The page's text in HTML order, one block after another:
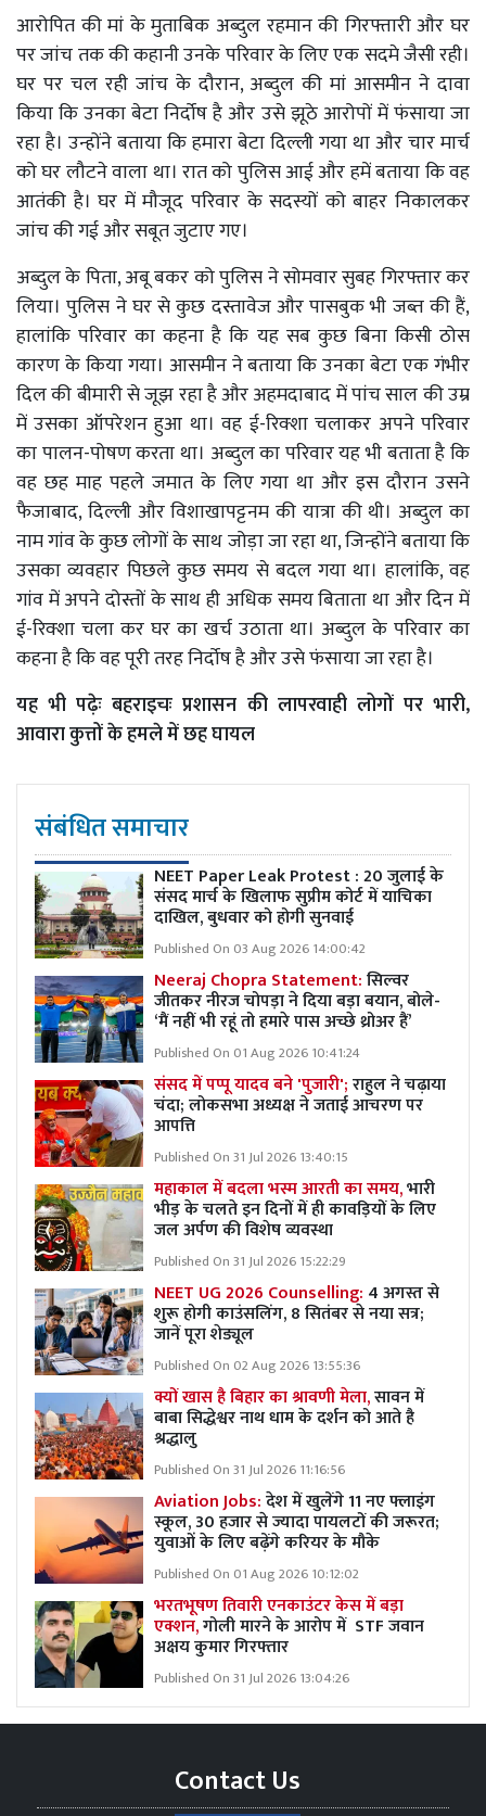
आरोपित की मां के मुताबिक अब्दुल रहमान की गिरफ्तारी और घर
पर जांच तक की कहानी उनके परिवार के लिए एक सदमे जैसी रही।
घर पर चल रही जांच के दौरान, अब्दुल की मां आसमीन ने दावा
किया कि उनका बेटा निर्दोष है और उसे झूठे आरोपों में फंसाया जा
रहा है। उन्होंने बताया कि हमारा बेटा दिल्ली गया था और चार मार्च
को घर लौटने वाला था। रात को पुलिस आई और हमें बताया कि वह
आतंकी है। घर में मौजूद परिवार के सदस्यों को बाहर निकालकर
जांच की गई और सबूत जुटाए गए।
अब्दुल के पिता, अबू बकर को पुलिस ने सोमवार सुबह गिरफ्तार कर
लिया। पुलिस ने घर से कुछ दस्तावेज और पासबुक भी जब्त की हैं,
हालांकि परिवार का कहना है कि यह सब कुछ बिना किसी ठोस
कारण के किया गया। आसमीन ने बताया कि उनका बेटा एक गंभीर
दिल की बीमारी से जूझ रहा है और अहमदाबाद में पांच साल की उम्र
में उसका ऑपरेशन हुआ था। वह ई-रिक्शा चलाकर अपने परिवार
का पालन-पोषण करता था। अब्दुल का परिवार यह भी बताता है कि
वह छह माह पहले जमात के लिए गया था और इस दौरान उसने
फैजाबाद, दिल्ली और विशाखापट्टनम की यात्रा की थी। अब्दुल का
नाम गांव के कुछ लोगों के साथ जोड़ा जा रहा था, जिन्होंने बताया कि
उसका व्यवहार पिछले कुछ समय से बदल गया था। हालांकि, वह
गांव में अपने दोस्तों के साथ ही अधिक समय बिताता था और दिन में
ई-रिक्शा चला कर घर का खर्च उठाता था। अब्दुल के परिवार का
कहना है कि वह पूरी तरह निर्दोष है और उसे फंसाया जा रहा है।
यह भी पढ़ेःबहराइचः प्रशासन की लापरवाही लोगों पर भारी,
आवारा कुत्तों के हमले में छह घायल
संबंधित समाचार
NEET Paper Leak Protest : 20 जुलाई के
संसद मार्च के खिलाफ सुप्रीम कोर्ट में याचिका
दाखिल, बुधवार को होगी सुनवाई
Published On 03 Aug 2026 14:00:42
Neeraj Chopra Statement:सिल्वर
जीतकर नीरज चोपड़ा ने दिया बड़ा बयान, बोले-
‘मैं नहीं भी रहूं तो हमारे पास अच्छे थ्रोअर हैं’
Published On 01 Aug 2026 10:41:24
संसद में पप्पू यादव बने 'पुजारी';राहुल ने चढ़ाया
चंदा; लोकसभा अध्यक्ष ने जताई आचरण पर
आपत्ति
Published On 31 Jul 2026 13:40:15
महाकाल में बदला भस्म आरती का समय,भारी
भीड़ के चलते इन दिनों में ही कावड़ियों के लिए
जल अर्पण की विशेष व्यवस्था
Published On 31 Jul 2026 15:22:29
NEET UG 2026 Counselling: 4 अगस्त से
शुरू होगी काउंसलिंग, 8 सितंबर से नया सत्र;
जानें पूरा शेड्यूल
Published On 02 Aug 2026 13:55:36
क्यों खास है बिहार का श्रावणी मेला,सावन में
बाबा सिद्धेश्वर नाथ धाम के दर्शन को आते है
श्रद्धालु
Published On 31 Jul 2026 11:16:56
Aviation Jobs:देश में खुलेंगे 11 नए फ्लाइंग
स्कूल, 30 हजार से ज्यादा पायलटों की जरूरत;
युवाओं के लिए बढ़ेंगे करियर के मौके
Published On 01 Aug 2026 10:12:02
भरतभूषण तिवारी एनकाउंटर केस में बड़ा
एक्शन,गोली मारने के आरोप में STF जवान
अक्षय कुमार गिरफ्तार
Published On 31 Jul 2026 13:04:26
Contact Us